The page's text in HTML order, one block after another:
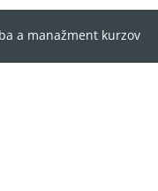
a manažment kurzov